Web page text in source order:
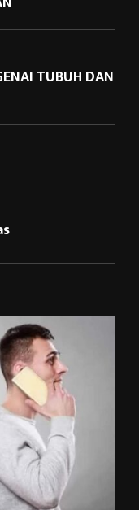
TUBUH DAN